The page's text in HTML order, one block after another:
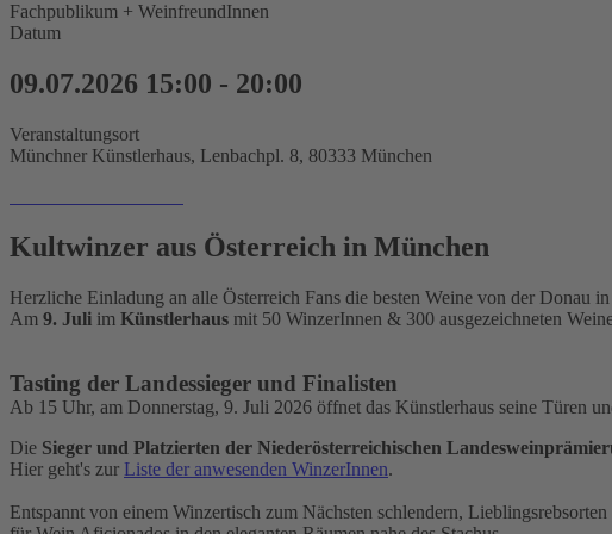
Fachpublikum + WeinfreundInnen
Datum
09.07.2026 15:00 - 20:00
Veranstaltungsort
Münchner Künstlerhaus, Lenbachpl. 8, 80333 München
Kultwinzer aus Österreich in München
Herzliche Einladung an alle Österreich Fans die besten Weine von der Donau
Am 9. Juli im Künstlerhaus mit 50 WinzerInnen & 300 ausgezeichneten
Tasting der Landessieger und Finalisten
Ab 15 Uhr, am Donnerstag, 9. Juli 2026 öffnet das Künstlerhaus seine Türen
Die Sieger und Platzierten der Niederösterreichischen
Hier geht's zur Liste der anwesenden WinzerInnen.
Entspannt von einem Winzertisch zum Nächsten schlendern,